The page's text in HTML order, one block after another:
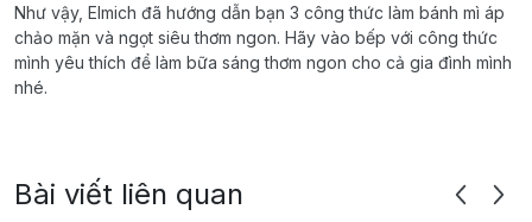
Như vậy, Elmich đã hướng dẫn bạn 3 công thức làm bánh mì áp
chảo mặn và ngọt siêu thơm ngon. Hãy vào bếp với công thức
mình yêu thích để làm bữa sáng thơm ngon cho cả gia đình mình
nhé.
Bài viết liên quan